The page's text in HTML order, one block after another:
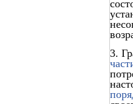
3.